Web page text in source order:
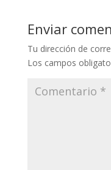
Enviar
Tu dirección de
Los campos